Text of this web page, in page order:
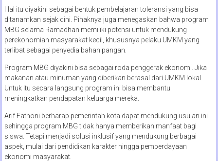
Hal itu diyakini sebagai bentuk pembelajaran toleransi yang bisa
ditanamkan sejak dini. Pihaknya juga menegaskan bahwa program
MBG selama Ramadhan memiliki potensi untuk mendukung
perekonomian masyarakat kecil, khususnya pelaku UMKM yang
terlibat sebagai penyedia bahan pangan.
Program MBG diyakini bisa sebagai roda penggerak ekonomi. Jika
makanan atau minuman yang diberikan berasal dari UMKM lokal.
Untuk itu secara langsung program ini bisa membantu
meningkatkan pendapatan keluarga mereka.
Arif Fathoni berharap pemerintah kota dapat mendukung usulan ini
sehingga program MBG tidak hanya memberikan manfaat bagi
siswa. Tetapi menjadi solusi inklusif yang mendukung berbagai
aspek, mulai dari pendidikan karakter hingga pemberdayaan
ekonomi masyarakat.